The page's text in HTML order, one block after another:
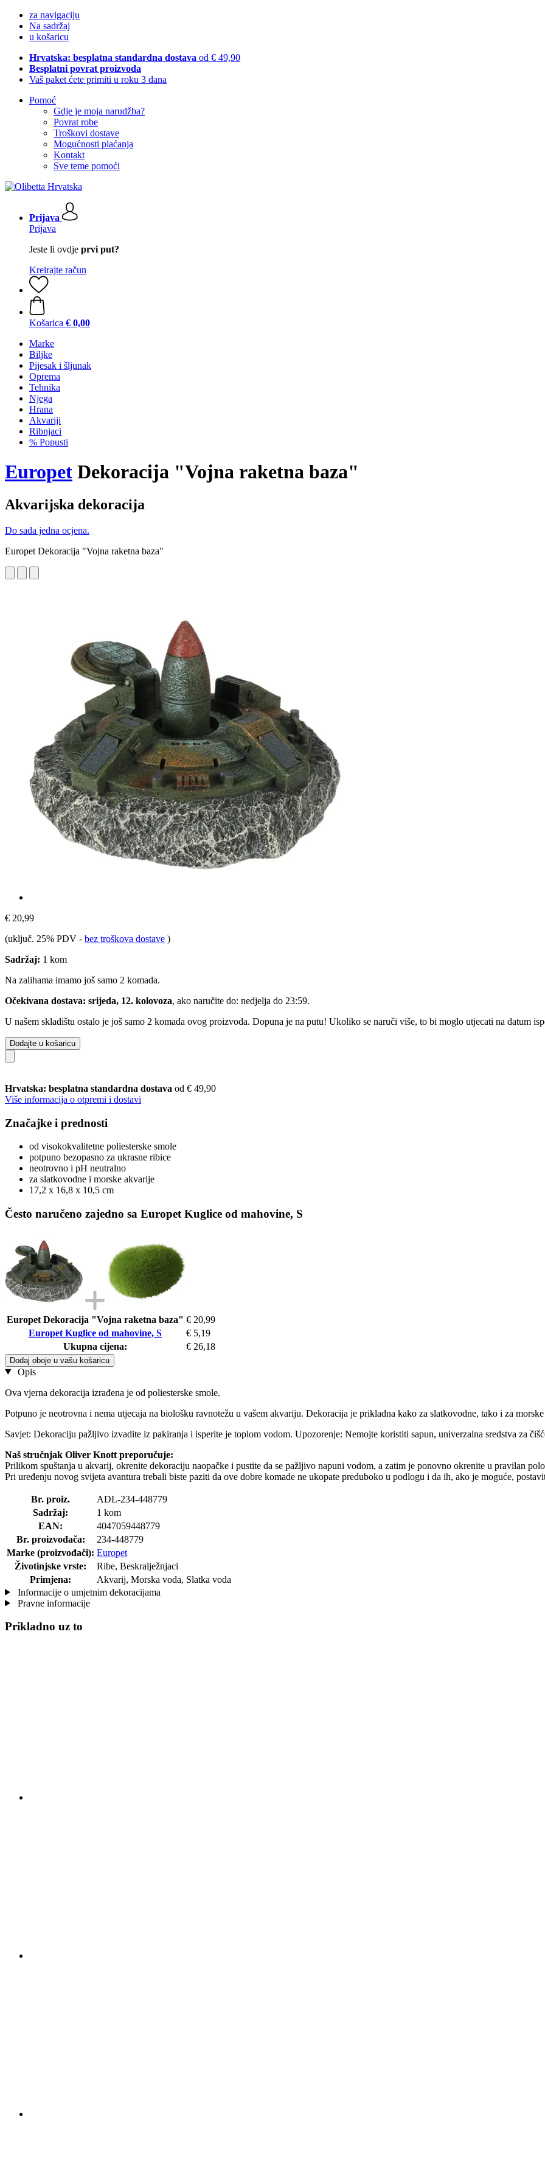
za navigaciju
Na sadržaj
u košaricu
Hrvatska: besplatna standardna dostava od € 49,90
Besplatni povrat proizvoda
Vaš paket ćete primiti u roku 3 dana
Pomoć
Gdje je moja narudžba?
Povrat robe
Troškovi dostave
Mogućnosti plaćanja
Kontakt
Sve teme pomoći
Prijava
Prijava
Jeste li ovdje prvi put?
Kreirajte račun
Košarica € 0,00
Marke
Biljke
Pijesak i šljunak
Oprema
Tehnika
Njega
Hrana
Akvariji
Ribnjaci
% Popusti
Europet Dekoracija "Vojna raketna baza"
Akvarijska dekoracija
Do sada jedna ocjena.
Europet Dekoracija "Vojna raketna baza"
€ 20,99
(uključ. 25% PDV - bez troškova dostave )
Sadržaj: 1 kom
Na zalihama imamo još samo 2 komada.
Očekivana dostava: srijeda, 12. kolovoza, ako naručite do: nedjelja do 23:59.
U našem skladištu ostalo je još samo 2 komada ovog proizvoda. Dopuna je na putu! Ukoliko se naruči više, to bi moglo utjecati na datum
Dodajte u košaricu
Hrvatska: besplatna standardna dostava od € 49,90
Više informacija o otpremi i dostavi
Značajke i prednosti
od visokokvalitetne poliesterske smole
potpuno bezopasno za ukrasne ribice
neotrovno i pH neutralno
za slatkovodne i morske akvarije
17,2 x 16,8 x 10,5 cm
Često naručeno zajedno sa Europet Kuglice od mahovine, S
Europet Dekoracija "Vojna raketna baza" € 20,99
Europet Kuglice od mahovine, S
€ 5,19
Ukupna cijena:
€ 26,18
Dodaj oboje u vašu košaricu
Opis
Ova vjerna dekoracija izrađena je od poliesterske smole.
Potpuno je neotrovna i nema utjecaja na biološku ravnotežu u vašem akvariju. Dekoracija je prikladna kako za slatkovodne, tako i za
Savjet: Dekoraciju pažljivo izvadite iz pakiranja i isperite je toplom vodom. Upozorenje: Nemojte koristiti sapun, univerzalna sredstva za
Naš stručnjak Oliver Knott preporučuje:
Prilikom spuštanja u akvarij, okrenite dekoraciju naopačke i pustite da se pažljivo napuni vodom, a zatim je ponovno okrenite u pravilan
Pri uređenju novog svijeta avantura trebali biste paziti da ove dobre komade ne ukopate preduboko u podlogu i da ih, ako je moguće,
Br. proiz.
ADL-234-448779
Sadržaj:
1 kom
EAN:
4047059448779
Br. proizvođača:
234-448779
Marke (proizvođači): Europet
Životinjske vrste:
Ribe, Beskralježnjaci
Primjena:
Akvarij, Morska voda, Slatka voda
Informacije o umjetnim dekoracijama
Pravne informacije
Prikladno uz to